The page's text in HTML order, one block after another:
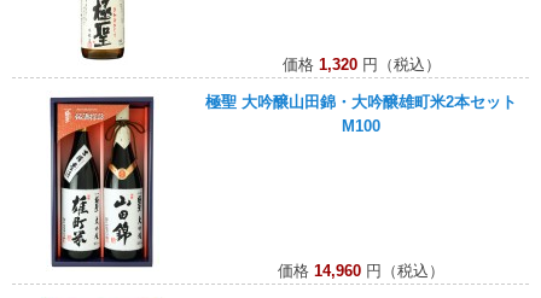
価格 1,320円（税込）
極聖 大吟醸山田錦・大吟醸雄町米2本セット
M100
価格 14,960 円（税込）